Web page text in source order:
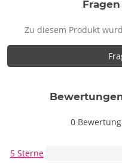
Fragen
Zu diesem Produkt
0
5 Sterne